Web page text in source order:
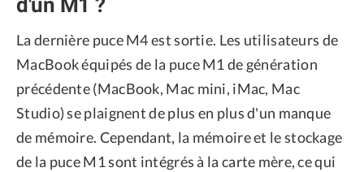
La dernière puce M4 est sortie. Les utilisateurs de
MacBook équipés de la puce M1 de génération
précédente (MacBook, Mac mini, iMac, Mac
Studio) se plaignent de plus en plus d'un manque
de mémoire. Cependant, la mémoire et le stockage
de la puce M1 sont intégrés à la carte mère, ce qui